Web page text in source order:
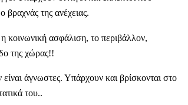
της ανέχειας.
κοινωνική ασφάλιση, το περιβάλλον,
της χώρας!!
άγνωστες. Υπάρχουν και βρίσκονται στο
του..